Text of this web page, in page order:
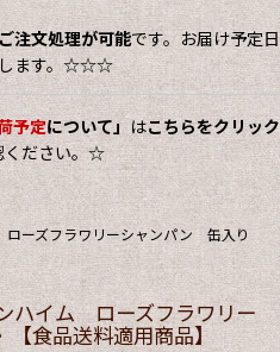
注文処理が可能です。お届け予定日
します。☆☆☆
予定について」はこちらをクリック
ください。☆
ーズフラワリーシャンパン 缶入り
ハイム ローズフラワリー
食品送料適用商品】